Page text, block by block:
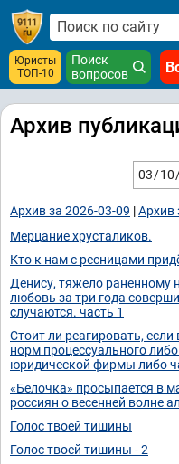
Юристы
ТОП-10
Поиск
вопросов
Архив
Архив за 2026-03-09 |Архив
Мерцание хрусталиков.
Кто к нам с ресницами
Денису, тяжело раненному
любовь за три года
случаются. часть 1
Стоит ли реагировать,
норм процессуального
юридической фирмы либо
«Белочка» просыпается в
россиян о весенней волне
Голос твоей тишины
Голос твоей тишины - 2